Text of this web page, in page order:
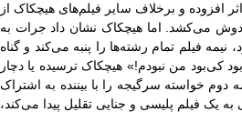
افزوده و برخلاف سایر فیلم‌های هیچکاک از
می‌کشد. اما هیچکاک نشان داد جرات به
فیلم تمام رشته‌ها را پنبه می‌کند و گناه
کی‌بود من نبودم!» هیچکاک ترسیده یا دچار
دوم خواسته سرگیجه‌ را با بیننده به اشتراک
یک فیلم پلیسی و جنایی تقلیل پیدا می‌کند،